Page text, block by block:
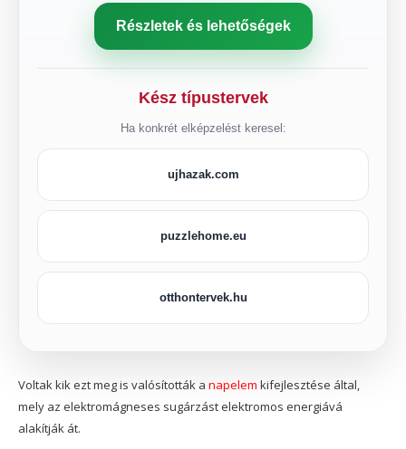
Részletek és lehetőségek
Kész típustervek
Ha konkrét elképzelést keresel:
ujhazak.com
puzzlehome.eu
otthontervek.hu
Voltak kik ezt meg is valósították a napelem kifejlesztése által,
mely az elektromágneses sugárzást elektromos energiává
alakítják át.